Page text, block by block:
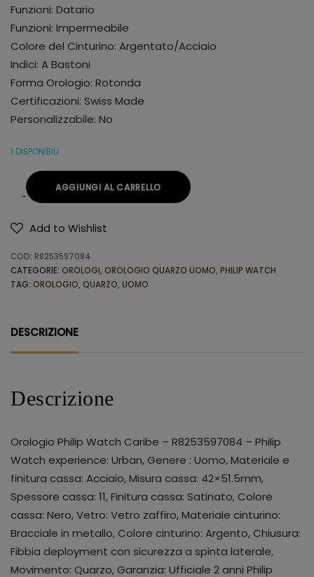
Funzioni: Datario
Funzioni: Impermeabile
Colore del Cinturino: Argentato/Acciaio
Indici: A Bastoni
Forma Orologio: Rotonda
Certificazioni: Swiss Made
Personalizzabile: No
1 DISPONIBILI
AGGIUNGI AL CARRELLO
Add to Wishlist
COD: R8253597084
CATEGORIE: OROLOGI, OROLOGIO QUARZO UOMO, PHILIP WATCH
TAG: OROLOGIO, QUARZO, UOMO
DESCRIZIONE
Descrizione
Orologio Philip Watch Caribe – R8253597084 – Philip
Watch experience: Urban, Genere : Uomo, Materiale e
finitura cassa: Acciaio, Misura cassa: 42×51.5mm,
Spessore cassa: 11, Finitura cassa: Satinato, Colore
cassa: Nero, Vetro: Vetro zaffiro, Materiale cinturino:
Bracciale in metallo, Colore cinturino: Argento, Chiusura:
Fibbia deployment con sicurezza a spinta laterale,
Movimento: Quarzo, Garanzia: Ufficiale 2 anni Philip